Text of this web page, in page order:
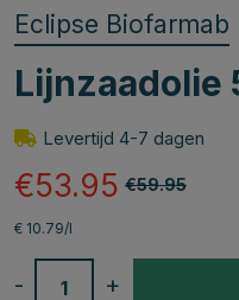
Eclipse Biofarmab
Lijnzaadolie
Levertijd 4-7 dagen
€59.95
€53.95
€ 10.79/l
+
-